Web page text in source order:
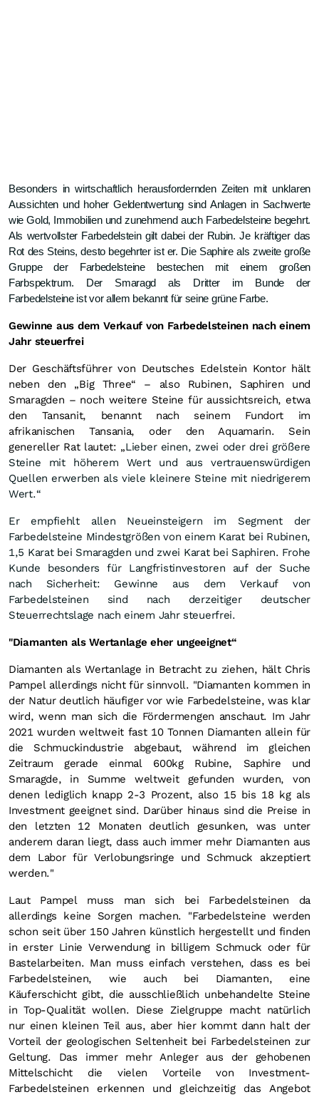
Besonders in wirtschaftlich herausfordernden Zeiten mit unklaren
Aussichten und hoher Geldentwertung sind Anlagen in Sachwerte
wie Gold, Immobilien und zunehmend auch Farbedelsteine begehrt.
Als wertvollster Farbedelstein gilt dabei der Rubin. Je kräftiger das
Rot des Steins, desto begehrter ist er. Die Saphire als zweite große
Gruppe der Farbedelsteine bestechen mit einem großen
Farbspektrum. Der Smaragd als Dritter im Bunde der
Farbedelsteine ist vor allem bekannt für seine grüne Farbe.
Gewinne aus dem Verkauf von Farbedelsteinen nach einem
Jahr steuerfrei
Der Geschäftsführer von Deutsches Edelstein Kontor hält
neben den „Big Three“ – also Rubinen, Saphiren und
Smaragden – noch weitere Steine für aussichtsreich, etwa
den Tansanit, benannt nach seinem Fundort im
afrikanischen Tansania, oder den Aquamarin. Sein
genereller Rat lautet: „Lieber einen, zwei oder drei größere
Steine mit höherem Wert und aus vertrauenswürdigen
Quellen erwerben als viele kleinere Steine mit niedrigerem
Wert.“
Er empfiehlt allen Neueinsteigern im Segment der
Farbedelsteine Mindestgrößen von einem Karat bei Rubinen,
1,5 Karat bei Smaragden und zwei Karat bei Saphiren. Frohe
Kunde besonders für Langfristinvestoren auf der Suche
nach Sicherheit: Gewinne aus dem Verkauf von
Farbedelsteinen sind nach derzeitiger deutscher
Steuerrechtslage nach einem Jahr steuerfrei.
"Diamanten als Wertanlage eher ungeeignet“
Diamanten als Wertanlage in Betracht zu ziehen, hält Chris
Pampel allerdings nicht für sinnvoll. "Diamanten kommen in
der Natur deutlich häufiger vor wie Farbedelsteine, was klar
wird, wenn man sich die Fördermengen anschaut. Im Jahr
2021 wurden weltweit fast 10 Tonnen Diamanten allein für
die Schmuckindustrie abgebaut, während im gleichen
Zeitraum gerade einmal 600kg Rubine, Saphire und
Smaragde, in Summe weltweit gefunden wurden, von
denen lediglich knapp 2-3 Prozent, also 15 bis 18 kg als
Investment geeignet sind. Darüber hinaus sind die Preise in
den letzten 12 Monaten deutlich gesunken, was unter
anderem daran liegt, dass auch immer mehr Diamanten aus
dem Labor für Verlobungsringe und Schmuck akzeptiert
werden."
Laut Pampel muss man sich bei Farbedelsteinen da
allerdings keine Sorgen machen. "Farbedelsteine werden
schon seit über 150 Jahren künstlich hergestellt und finden
in erster Linie Verwendung in billigem Schmuck oder für
Bastelarbeiten. Man muss einfach verstehen, dass es bei
Farbedelsteinen, wie auch bei Diamanten, eine
Käuferschicht gibt, die ausschließlich unbehandelte Steine
in Top-Qualität wollen. Diese Zielgruppe macht natürlich
nur einen kleinen Teil aus, aber hier kommt dann halt der
Vorteil der geologischen Seltenheit bei Farbedelsteinen zur
Geltung. Das immer mehr Anleger aus der gehobenen
Mittelschicht die vielen Vorteile von Investment-
Farbedelsteinen erkennen und gleichzeitig das Angebot